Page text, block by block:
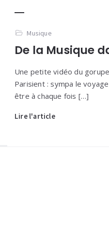
Musique
De la Musique
Une petite vidéo du
Parisient : sympa le
être à chaque fois […]
Lire l'article